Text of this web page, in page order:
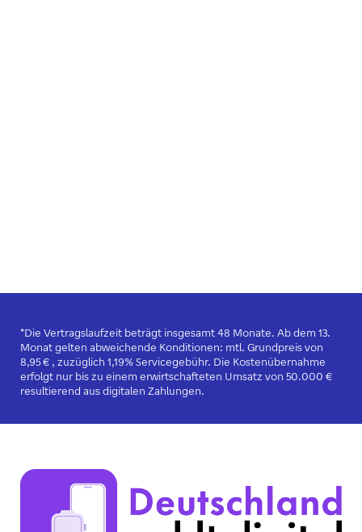
*Die Vertragslaufzeit beträgt insgesamt 48 Monate. Ab dem 13.
Monat gelten abweichende Konditionen: mtl. Grundpreis von
8,95 € , zuzüglich 1,19% Servicegebühr. Die Kostenübernahme
erfolgt nur bis zu einem erwirtschafteten Umsatz von 50.000 €
resultierend aus digitalen Zahlungen.